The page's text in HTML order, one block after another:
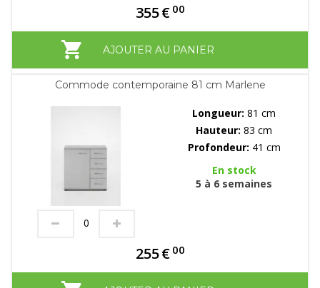
355€ 00
AJOUTER AU PANIER
Commode contemporaine 81 cm Marlene
Longueur: 81 cm
Hauteur: 83 cm
Profondeur: 41 cm
En stock
5 à 6 semaines
255€ 00